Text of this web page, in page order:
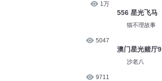
1万
5047
9711
556 星光飞马
猫不理故事
澳门星光赌厅9
沙老八